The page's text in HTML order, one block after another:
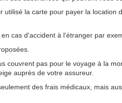
la carte pour payer la location
cas d'accident à l'étranger par
couvrent pas pour le voyage à la
auprès de votre assureur.
des frais médicaux, mais